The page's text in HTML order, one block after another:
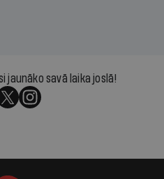
jaunāko savā laika joslā!